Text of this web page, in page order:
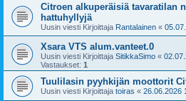
Citroen alkuperäisiä tavaratilan
hattuhyllyjä
Uusin viesti Kirjoittaja Rantalainen «
Xsara VTS alum.vanteet.0
Uusin viesti Kirjoittaja SitikkaSimo «
Vastaukset: 1
Tuulilasin pyyhkijän moottorit
Uusin viesti Kirjoittaja toiras « 26.06.2026